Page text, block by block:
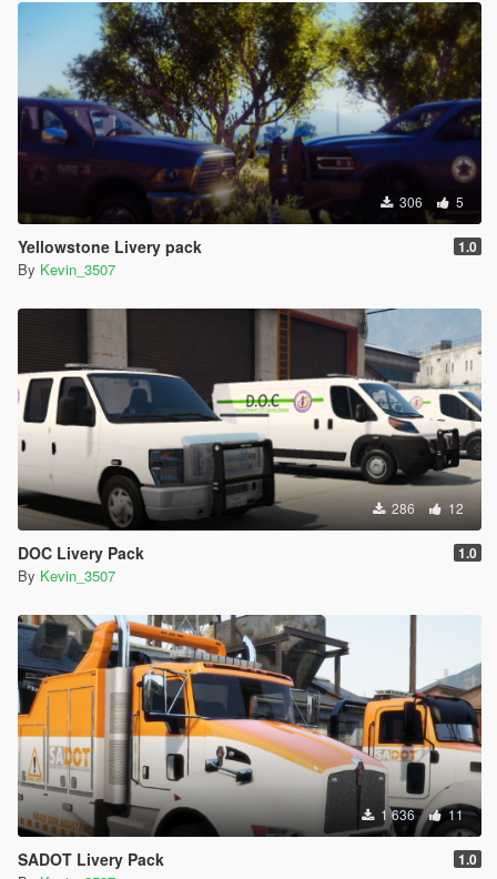
306 5
Yellowstone Livery pack 1.0
By Kevin_3507
286 12
DOC Livery Pack 1.0
By Kevin_3507
1 636 11
SADOT Livery Pack 1.0